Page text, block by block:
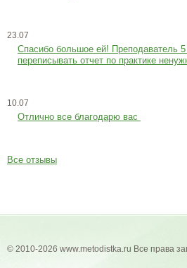
23.07
Cпасибо большое ей! Преподаватель
переписывать отчет по практике
10.07
Отлично все благодарю вас
Все отзывы
© 2010-2026 www.metodistka.ru Все права